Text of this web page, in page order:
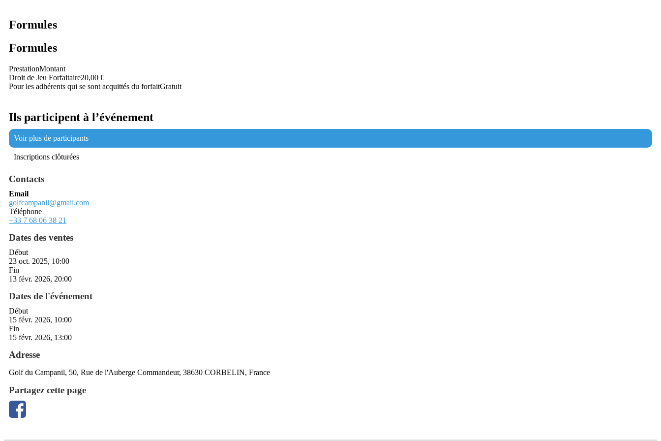
Formules
Formules
PrestationMontant
Droit de Jeu Forfaitaire20,00 €
Pour les adhérents qui se sont acquittés du forfaitGratuit
Ils participent à l’événement
Voir plus de participants
Inscriptions clôturées
Contacts
Email
golfcampanil@gmail.com
Téléphone
+33 7 68 06 38 21
Dates des ventes
Début
23 oct. 2025, 10:00
Fin
13 févr. 2026, 20:00
Dates de l'événement
Début
15 févr. 2026, 10:00
Fin
15 févr. 2026, 13:00
Adresse
Golf du Campanil, 50, Rue de l'Auberge Commandeur, 38630 CORBELIN, France
Partagez cette page